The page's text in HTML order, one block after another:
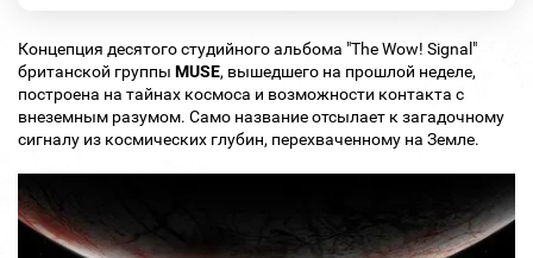
Концепция десятого студийного альбома "The Wow! Signal"
британской группы MUSE, вышедшего на прошлой неделе,
построена на тайнах космоса и возможности контакта с
внеземным разумом. Само название отсылает к загадочному
сигналу из космических глубин, перехваченному на Земле.